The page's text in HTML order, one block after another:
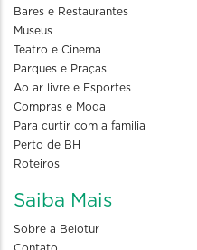
Bares e Restaurantes
Museus
Teatro e Cinema
Parques e Praças
Ao ar livre e Esportes
Compras e Moda
Para curtir com a familia
Perto de BH
Roteiros
Saiba Mais
Sobre a Belotur